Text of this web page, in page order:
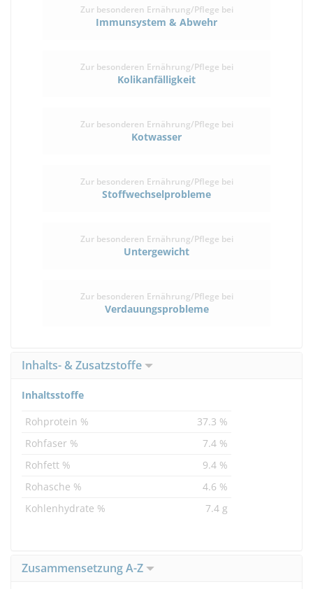
Zur besonderen Ernährung/Pflege bei
Immunsystem & Abwehr
Zur besonderen Ernährung/Pflege bei
Kolikanfälligkeit
Zur besonderen Ernährung/Pflege bei
Kotwasser
Zur besonderen Ernährung/Pflege bei
Stoffwechselprobleme
Zur besonderen Ernährung/Pflege bei
Untergewicht
Zur besonderen Ernährung/Pflege bei
Verdauungsprobleme
Inhalts- & Zusatzstoffe
Inhaltsstoffe
Rohprotein %
37.3 %
Rohfaser %
7.4 %
Rohfett %
9.4 %
Rohasche %
4.6 %
Kohlenhydrate %
7.4 g
Zusammensetzung A-Z